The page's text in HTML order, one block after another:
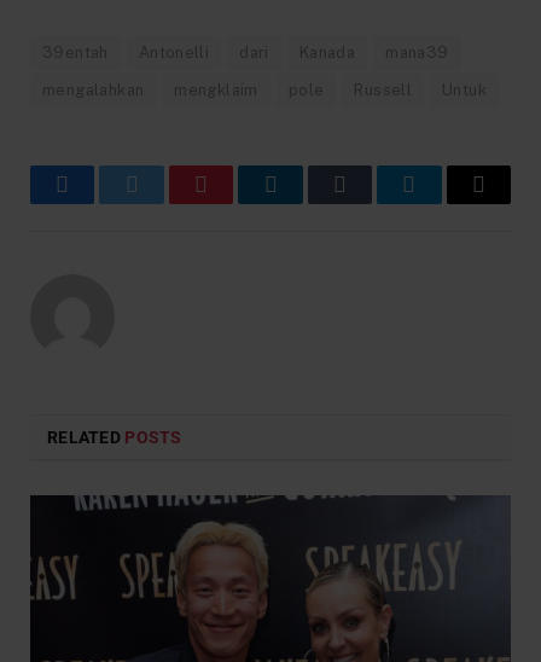
39entah Antonelli dari Kanada mana39
mengalahkan mengklaim pole Russell Untuk
FacebookTwitter PinterestLinkedInTumblr TelegramEmail
RELATED POSTS